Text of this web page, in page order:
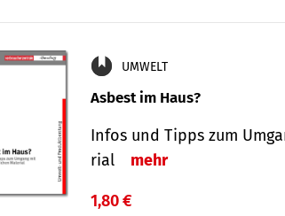
UMWELT
Asbest im Haus?
Infos und Tipps zum
rial
mehr
1,80 €